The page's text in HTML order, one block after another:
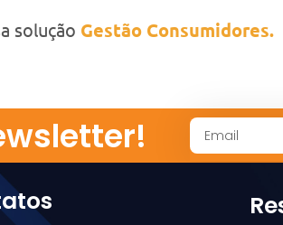
solução Gestão Consumidores.